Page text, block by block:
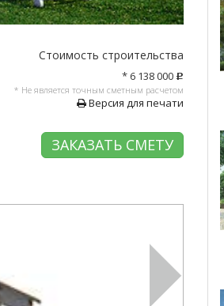
Стоимость строительства
* 6 138 000 c
* Не является точным сметным расчетом
Версия для печати
ЗАКАЗАТЬ СМЕТУ